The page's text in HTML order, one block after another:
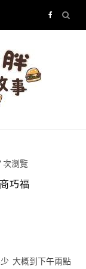
次瀏覽
巧福
大概到下午兩點